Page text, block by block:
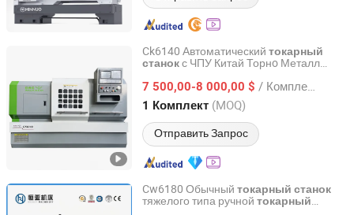
Ck6140 Автоматический токарный
станокс ЧПУ Китай Торнo Металл
станокЦена Ck6140 Цена
Металлического Торнo ЧПУ Токарный
станок
7 500,00-8 000,00 $ / Комплект
1 Комплект (MOQ)
Отправить Запрос
Dalian R&C Machinery Co., Ltd.
Liaoning, China с 2022
Cw6180 Обычный токарный станок
тяжелого типа ручной токарный
Shandong Hengya Machine Tool Manufacturing Co., Ltd.